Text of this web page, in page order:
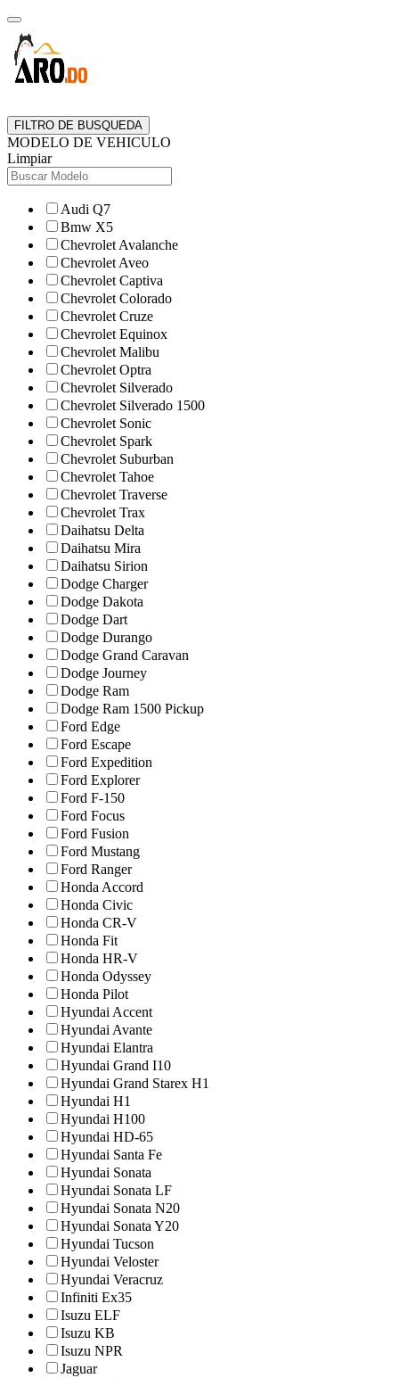
FILTRO DE BUSQUEDA
MODELO DE VEHICULO
Limpiar
Audi Q7
Bmw X5
Chevrolet Avalanche
Chevrolet Aveo
Chevrolet Captiva
Chevrolet Colorado
Chevrolet Cruze
Chevrolet Equinox
Chevrolet Malibu
Chevrolet Optra
Chevrolet Silverado
Chevrolet Silverado 1500
Chevrolet Sonic
Chevrolet Spark
Chevrolet Suburban
Chevrolet Tahoe
Chevrolet Traverse
Chevrolet Trax
Daihatsu Delta
Daihatsu Mira
Daihatsu Sirion
Dodge Charger
Dodge Dakota
Dodge Dart
Dodge Durango
Dodge Grand Caravan
Dodge Journey
Dodge Ram
Dodge Ram 1500 Pickup
Ford Edge
Ford Escape
Ford Expedition
Ford Explorer
Ford F-150
Ford Focus
Ford Fusion
Ford Mustang
Ford Ranger
Honda Accord
Honda Civic
Honda CR-V
Honda Fit
Honda HR-V
Honda Odyssey
Honda Pilot
Hyundai Accent
Hyundai Avante
Hyundai Elantra
Hyundai Grand I10
Hyundai Grand Starex H1
Hyundai H1
Hyundai H100
Hyundai HD-65
Hyundai Santa Fe
Hyundai Sonata
Hyundai Sonata LF
Hyundai Sonata N20
Hyundai Sonata Y20
Hyundai Tucson
Hyundai Veloster
Hyundai Veracruz
Infiniti Ex35
Isuzu ELF
Isuzu KB
Isuzu NPR
Jaguar